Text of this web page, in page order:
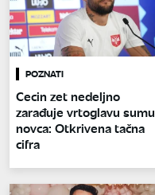
POZNATI
Cecin zet nedeljno
zarađuje vrtoglavu sumu
novca: Otkrivena tačna
cifra